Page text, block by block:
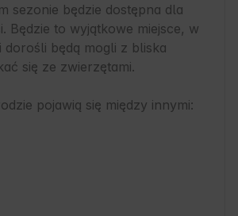
sezonie będzie dostępna dla
Będzie to wyjątkowe miejsce, w
dorośli będą mogli z bliska
się ze zwierzętami.
pojawią się między innymi: